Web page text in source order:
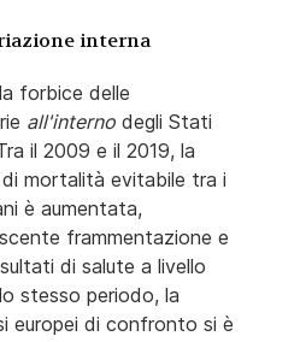
interna
forbice delle
all'interno degli Stati
il 2009 e il 2019, la
mortalità evitabile tra i
è aumentata,
frammentazione e
di salute a livello
stesso periodo, la
europei di confronto si è